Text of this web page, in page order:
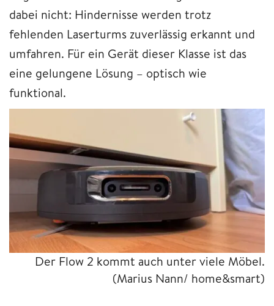
dabei nicht: Hindernisse werden trotz
fehlenden Laserturms zuverlässig erkannt und
umfahren. Für ein Gerät dieser Klasse ist das
eine gelungene Lösung – optisch wie
funktional.
Der Flow 2 kommt auch unter viele Möbel.
(Marius Nann/ home&smart)